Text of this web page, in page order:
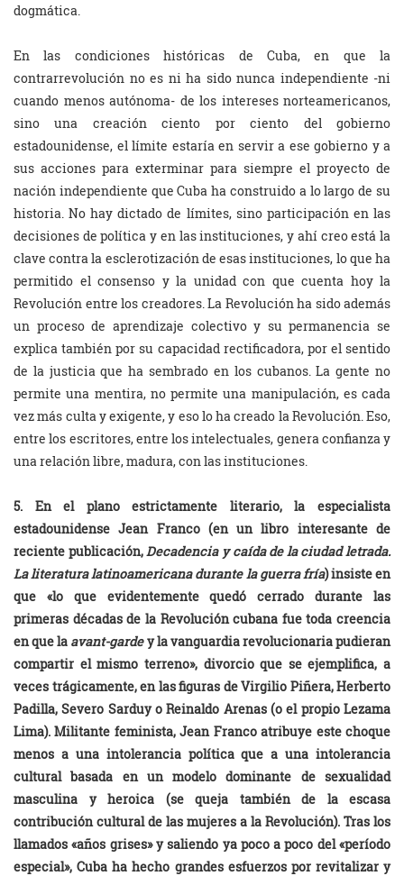
dogmática.
En las condiciones históricas de Cuba, en que la
contrarrevolución no es ni ha sido nunca independiente -ni
cuando menos autónoma- de los intereses norteamericanos,
sino una creación ciento por ciento del gobierno
estadounidense, el límite estaría en servir a ese gobierno y a
sus acciones para exterminar para siempre el proyecto de
nación independiente que Cuba ha construido a lo largo de su
historia. No hay dictado de límites, sino participación en las
decisiones de política y en las instituciones, y ahí creo está la
clave contra la esclerotización de esas instituciones, lo que ha
permitido el consenso y la unidad con que cuenta hoy la
Revolución entre los creadores. La Revolución ha sido además
un proceso de aprendizaje colectivo y su permanencia se
explica también por su capacidad rectificadora, por el sentido
de la justicia que ha sembrado en los cubanos. La gente no
permite una mentira, no permite una manipulación, es cada
vez más culta y exigente, y eso lo ha creado la Revolución. Eso,
entre los escritores, entre los intelectuales, genera confianza y
una relación libre, madura, con las instituciones.
5. En el plano estrictamente literario, la especialista
estadounidense Jean Franco (en un libro interesante de
reciente publicación,Decadencia y caída de la ciudad letrada.
La literatura latinoamericana durante la guerra fría) insiste en
que «lo que evidentemente quedó cerrado durante las
primeras décadas de la Revolución cubana fue toda creencia
en que la avant-gardey la vanguardia revolucionaria pudieran
compartir el mismo terreno», divorcio que se ejemplifica, a
veces trágicamente, en las figuras de Virgilio Piñera, Herberto
Padilla, Severo Sarduy o Reinaldo Arenas (o el propio Lezama
Lima). Militante feminista, Jean Franco atribuye este choque
menos a una intolerancia política que a una intolerancia
cultural basada en un modelo dominante de sexualidad
masculina y heroica (se queja también de la escasa
contribución cultural de las mujeres a la Revolución). Tras los
llamados «años grises» y saliendo ya poco a poco del «período
especial», Cuba ha hecho grandes esfuerzos por revitalizar y